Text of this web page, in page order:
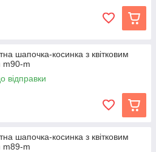
шапочка-косинка з квітковим
m90-m
відправки
шапочка-косинка з квітковим
m89-m